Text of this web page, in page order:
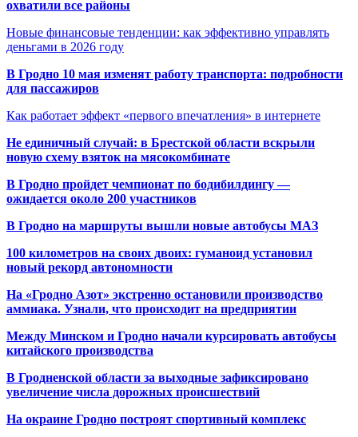
охватили все районы
Новые финансовые тенденции: как эффективно управлять
деньгами в 2026 году
В Гродно 10 мая изменят работу транспорта: подробности
для пассажиров
Как работает эффект «первого впечатления» в интернете
Не единичный случай: в Брестской области вскрыли
новую схему взяток на мясокомбинате
В Гродно пройдет чемпионат по бодибилдингу —
ожидается около 200 участников
В Гродно на маршруты вышли новые автобусы МАЗ
100 километров на своих двоих: гуманоид установил
новый рекорд автономности
На «Гродно Азот» экстренно остановили производство
аммиака. Узнали, что происходит на предприятии
Между Минском и Гродно начали курсировать автобусы
китайского производства
В Гродненской области за выходные зафиксировано
увеличение числа дорожных происшествий
На окраине Гродно построят спортивный комплекс